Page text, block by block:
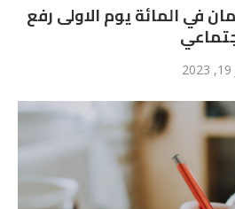
في المائة يوم الاولى رفع